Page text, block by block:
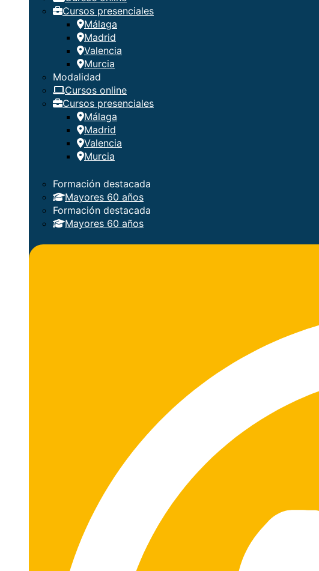
Cursos presenciales
Málaga
Madrid
Valencia
Murcia
Modalidad
Cursos online
Cursos presenciales
Málaga
Madrid
Valencia
Murcia
Formación destacada
Mayores 60 años
Formación destacada
Mayores 60 años